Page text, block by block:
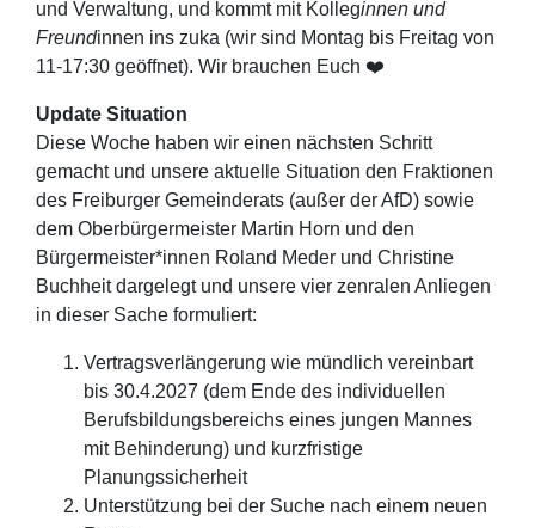
und Verwaltung, und kommt mit Kolleginnen und
Freundinnen ins zuka (wir sind Montag bis Freitag von
11-17:30 geöffnet). Wir brauchen Euch ❤️
Update Situation
Diese Woche haben wir einen nächsten Schritt
gemacht und unsere aktuelle Situation den Fraktionen
des Freiburger Gemeinderats (außer der AfD) sowie
dem Oberbürgermeister Martin Horn und den
Bürgermeister*innen Roland Meder und Christine
Buchheit dargelegt und unsere vier zenralen Anliegen
in dieser Sache formuliert:
Vertragsverlängerung wie mündlich vereinbart
bis 30.4.2027 (dem Ende des individuellen
Berufsbildungsbereichs eines jungen Mannes
mit Behinderung) und kurzfristige
Planungssicherheit
Unterstützung bei der Suche nach einem neuen